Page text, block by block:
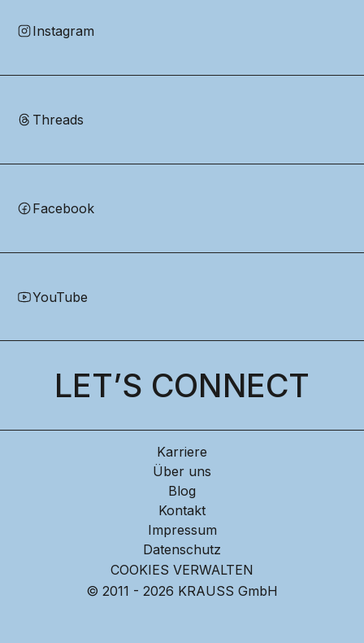
Instagram
Threads
Facebook
YouTube
LET’S CONNECT
Karriere
Über uns
Blog
Kontakt
Impressum
Datenschutz
COOKIES VERWALTEN
© 2011 - 2026 KRAUSS GmbH